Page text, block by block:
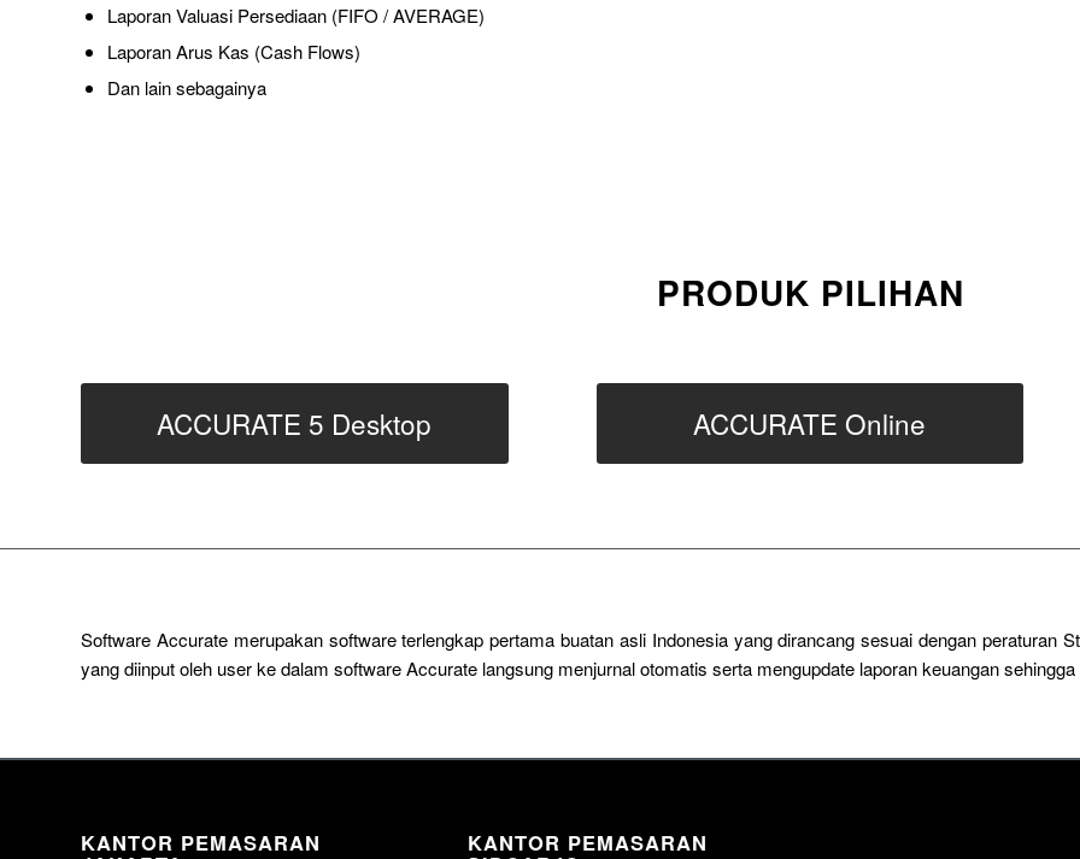
Laporan Valuasi Persediaan (FIFO / AVERAGE)
Laporan Arus Kas (Cash Flows)
Dan lain sebagainya
PRODUK PILIHAN
ACCURATE 5 Desktop ACCURATE Online
Software Accurate merupakan software terlengkap pertama buatan asli Indonesia yang dirancang sesuai dengan peraturan
yang diinput oleh user ke dalam software Accurate langsung menjurnal otomatis serta mengupdate laporan keuangan
KANTOR PEMASARAN KANTOR PEMASARAN